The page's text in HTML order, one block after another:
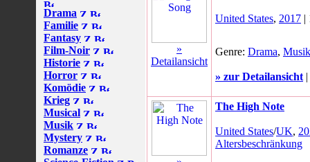
Drama
Familie
Fantasy
Film-Noir
Historie
Horror
Komödie
Krieg
Musical
Musik
Mystery
Romanze
»
Detailansicht
United States, 2017 |
Genre: Drama, Musik
» zur Detailansicht |
The High Note
United States/UK,
Altersbeschränkung